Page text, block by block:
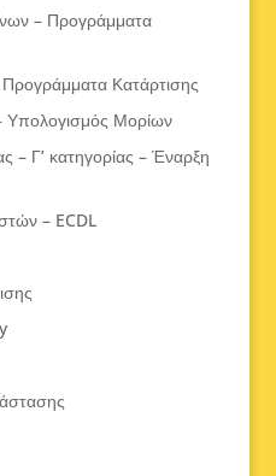
– Προγράμματα
Κατάρτισης
Υπολογισμός Μορίων
– Γ’ κατηγορίας – Έναρξη
– ECDL